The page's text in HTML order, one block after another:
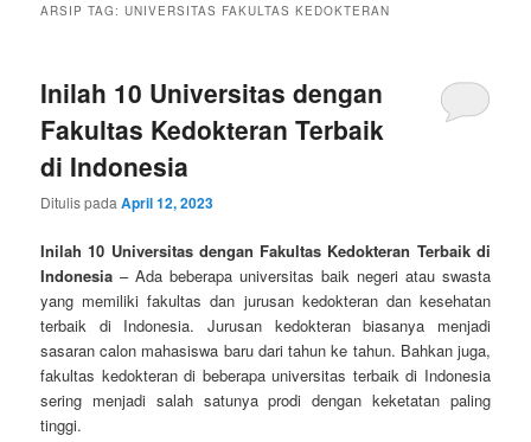
ARSIP TAG:UNIVERSITAS FAKULTAS KEDOKTERAN
Inilah 10 Universitas dengan
Fakultas Kedokteran Terbaik
di Indonesia
Ditulis padaApril 12, 2023
Inilah 10 Universitas dengan Fakultas Kedokteran Terbaik di
Indonesia – Ada beberapa universitas baik negeri atau swasta
yang memiliki fakultas dan jurusan kedokteran dan kesehatan
terbaik di Indonesia. Jurusan kedokteran biasanya menjadi
sasaran calon mahasiswa baru dari tahun ke tahun. Bahkan juga,
fakultas kedokteran di beberapa universitas terbaik di Indonesia
sering menjadi salah satunya prodi dengan keketatan paling
tinggi.